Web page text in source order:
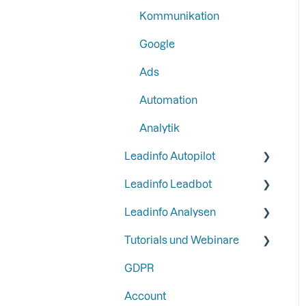
Schritt 4: Richten Sie Ihre
Integrationen ein
Schritt 5: Leadinfo mit
Authentifizierung sichern
Kommunikation
Google
Ads
Automation
Analytik
Leadinfo Autopilot
General
Campaigns
Contacts
Leadinfo Leadbot
Erstellung eines Leadbot
Bearbeitung eines
Leadinfo Analysen
Export
Tutorials und Webinare
Webinare
Beste Beispiele von Gold-
GDPR
Account